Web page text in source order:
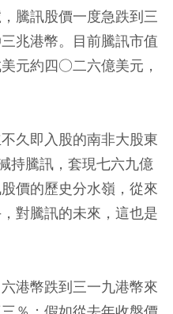
騰訊股價一度急跌到三
兆港幣。目前騰訊市值
元約四○二六億美元，
久即入股的南非大股東
持騰訊，套現七六九億
價的歷史分水嶺，從來
對騰訊的未來，這也是
港幣跌到三一九港幣來